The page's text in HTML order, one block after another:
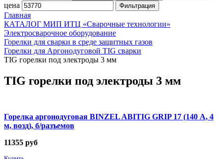
цена
Фильтрация
Главная
КАТАЛОГ МИП ИТЦ «Сварочные технологии»
Электросварочное оборудование
Горелки для сварки в среде защитных газов
Горелки для Аргонодуговой TIG сварки
TIG горелки под электроды 3 мм
TIG горелки под электроды 3 мм
Горелка аргонодуговая BINZEL ABITIG GRIP 17 (140 А, 4
м, возд), б/разъемов
11355 руб